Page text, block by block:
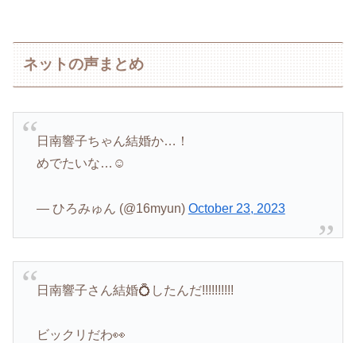
ネットの声まとめ
日南響子ちゃん結婚か…！
めでたいな…☺️
— ひろみゅん (@16myun) October 23, 2023
日南響子さん結婚💍したんだ!!!!!!!!!!
ビックリだわ👀